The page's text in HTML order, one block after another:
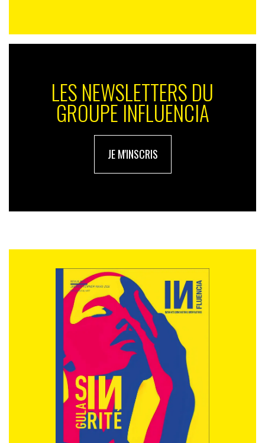
LES NEWSLETTERS DU
GROUPE INFLUENCIA
JE M'INSCRIS